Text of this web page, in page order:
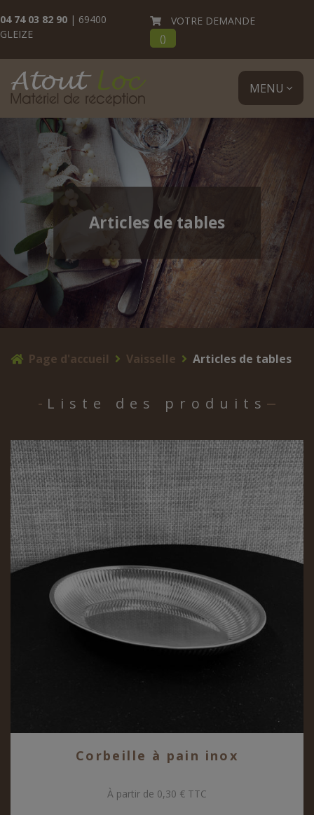
04 74 03 82 90 | 69400
GLEIZE
VOTRE DEMANDE
()
MENU
Articles de tables
Page d'accueil Vaisselle Articles de tables
Liste des produits
Corbeille à pain inox
À partir de 0,30 € TTC